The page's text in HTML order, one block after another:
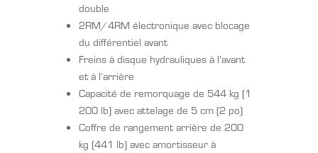
double
2RM/4RM électronique avec blocage
du différentiel avant
Freins à disque hydrauliques à l’avant
et à l’arrière
Capacité de remorquage de 544 kg (1
200 lb) avec attelage de 5 cm (2 po)
Coffre de rangement arrière de 200
kg (441 lb) avec amortisseur à